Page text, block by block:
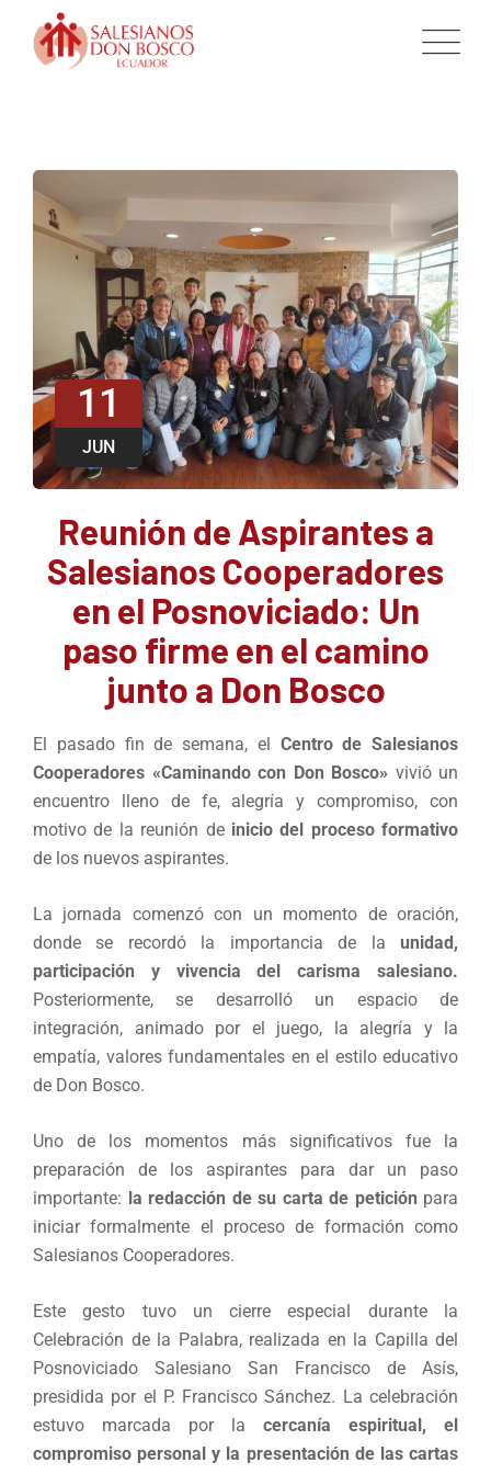
11
JUN
Reunión de Aspirantes a
Salesianos Cooperadores
en el Posnoviciado: Un
paso firme en el camino
junto a Don Bosco
El pasado fin de semana, el Centro de Salesianos
Cooperadores «Caminando con Don Bosco» vivió un
encuentro lleno de fe, alegría y compromiso, con
motivo de la reunión de inicio del proceso formativo
de los nuevos aspirantes.
La jornada comenzó con un momento de oración,
donde se recordó la importancia de la unidad,
participación y vivencia del carisma salesiano.
Posteriormente, se desarrolló un espacio de
integración, animado por el juego, la alegría y la
empatía, valores fundamentales en el estilo educativo
de Don Bosco.
Uno de los momentos más significativos fue la
preparación de los aspirantes para dar un paso
importante: la redacción de su carta de petición para
iniciar formalmente el proceso de formación como
Salesianos Cooperadores.
Este gesto tuvo un cierre especial durante la
Celebración de la Palabra, realizada en la Capilla del
Posnoviciado Salesiano San Francisco de Asís,
presidida por el P. Francisco Sánchez. La celebración
estuvo marcada por la cercanía espiritual, el
compromiso personal y la presentación de las cartas